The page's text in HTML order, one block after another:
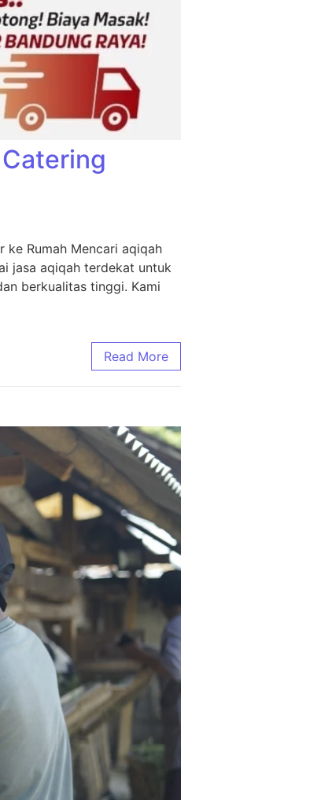
ke Rumah Mencari aqiqah
jasa aqiqah terdekat untuk
berkualitas tinggi. Kami
Read More